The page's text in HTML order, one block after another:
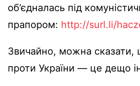
об’єдналась під
прапором: http://surl.li/
Звичайно, можна сказати,
проти України — це дещо